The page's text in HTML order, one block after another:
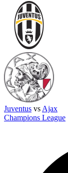
Juventus vs Ajax
Champions League